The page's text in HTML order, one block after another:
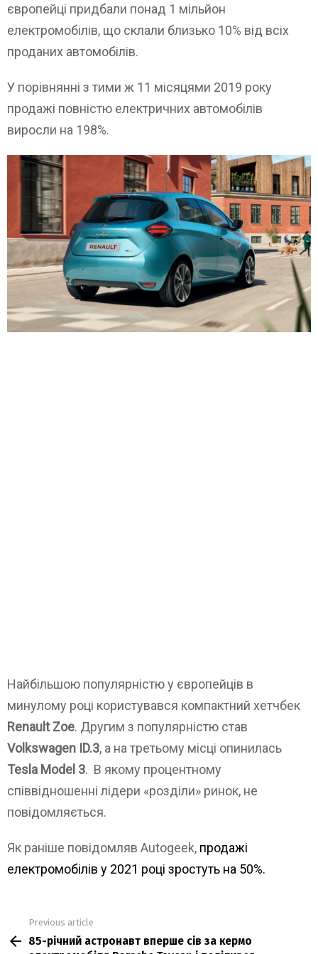
європейці придбали понад 1 мільйон
електромобілів, що склали близько 10% від всіх
проданих автомобілів.
У порівнянні з тими ж 11 місяцями 2019 року
продажі повністю електричних автомобілів
виросли на 198%.
Найбільшою популярністю у європейців в
минулому році користувався компактний хетчбек
Renault Zoe. Другим з популярністю став
Volkswagen ID.3, а на третьому місці опинилась
Tesla Model 3. В якому процентному
співвідношенні лідери «розділи» ринок, не
повідомляється.
Як раніше повідомляв Autogeek, продажі
електромобілів у 2021 році зростуть на 50%.
more
Previous article
85-річний астронавт вперше сів за кермо